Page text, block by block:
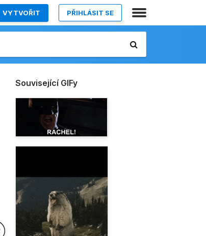
VYTVOŘIT PŘIHLÁSIT SE
Související GIFy